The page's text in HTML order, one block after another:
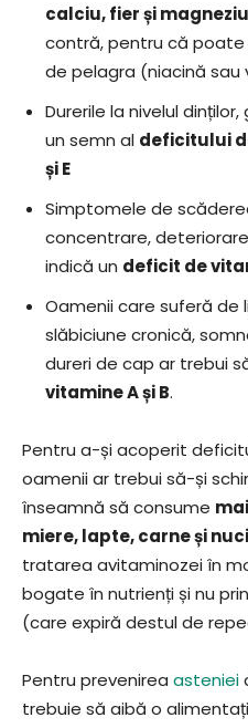
calciu, fier și magneziu
contră, pentru că
de pelagra (niacină sau
Durerile la nivelul
un semn al deficitului
și E
Simptomele de
concentrare,
indică un deficit de
Oamenii care suferă
slăbiciune cronică,
dureri de cap ar trebui
vitamine A și B.
Pentru a-și acoperit
oamenii ar trebui să-și
înseamnă să consume
miere, lapte, carne și
tratarea avitaminozei în
bogate în nutrienți și nu
(care expiră destul de
Pentru prevenirea asteniei
trebuie să aibă o